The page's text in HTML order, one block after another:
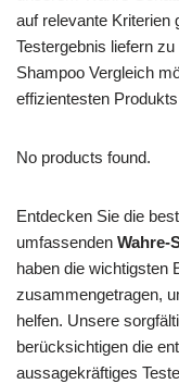
auf relevante Kriterien
Testergebnis liefern
Shampoo Vergleich
effizientesten
No products found.
Entdecken Sie die
umfassenden Wahre-
haben die wichtigsten
zusammengetragen,
helfen. Unsere
berücksichtigen die
aussagekräftiges